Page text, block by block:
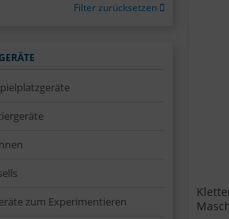
Filter zurücksetzen
zum Experimentieren